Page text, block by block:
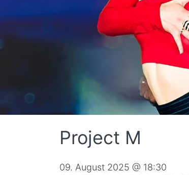
Project M
09. August 2025 @ 18:30